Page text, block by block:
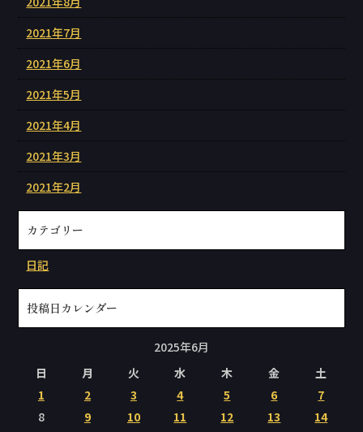
2021年7月
2021年6月
2021年5月
2021年4月
2021年3月
2021年2月
カテゴリー
日記
投稿日カレンダー
2025年6月
日
月 火 水 木 金
土
1
2 3 4 5 6
7
8
9 10 11 12 13
14